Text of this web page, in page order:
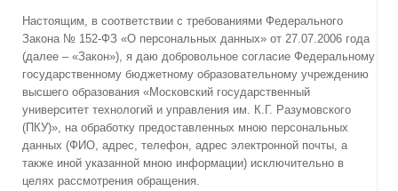
Настоящим, в соответствии с требованиями Федерального
Закона № 152-ФЗ «О персональных данных» от 27.07.2006 года
(далее – «Закон»), я даю добровольное согласие Федеральному
государственному бюджетному образовательному учреждению
высшего образования «Московский государственный
университет технологий и управления им. К.Г. Разумовского
(ПКУ)», на обработку предоставленных мною персональных
данных (ФИО, адрес, телефон, адрес электронной почты, а
также иной указанной мною информации) исключительно в
целях рассмотрения обращения.